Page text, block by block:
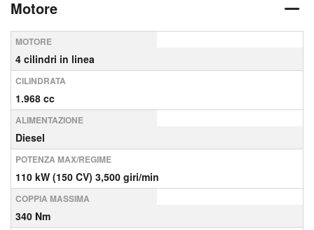
Motore
MOTORE
4 cilindri in linea
CILINDRATA
1.968 cc
ALIMENTAZIONE
Diesel
POTENZA MAX/REGIME
110 kW (150 CV) 3,500 giri/min
COPPIA MASSIMA
340 Nm